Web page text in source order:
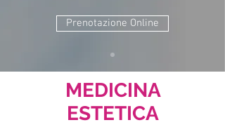
Prenotazione Online
MEDICINA
ESTETICA